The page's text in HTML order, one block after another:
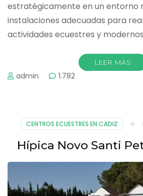
estratégicamente en un entorno
instalaciones adecuadas para
actividades ecuestres y
LEER MÁS
admin 1.782
CENTROS ECUESTRES EN CADIZ
Hípica Novo Santi